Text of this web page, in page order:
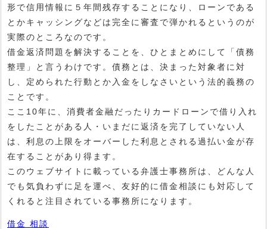
形で信用情報に５年間残存することになり、ローンである
とかキャッシングなどは完全に審査で弾かれるというのが
実際のところなのです。
借金返済問題を解決することを、ひとまとめにして「債務
整理」と言うわけです。債務とは、決まった対象者に対
し、定められた行動とか入金をしなさいという法的義務の
ことです。
ここ10年に、消費者金融だったりカードローンで借り入れ
をしたことがある人・いまだに返済を完了していない人
は、利息の上限をオーバーした利息とされる過払い金が存
在することがあり得ます。
このウェブサイトに載っている弁護士事務所は、どんな人
でも気負わずに足を運べ、友好的に借金相談にも対応して
くれると注目されている事務所になります。
借金 相談